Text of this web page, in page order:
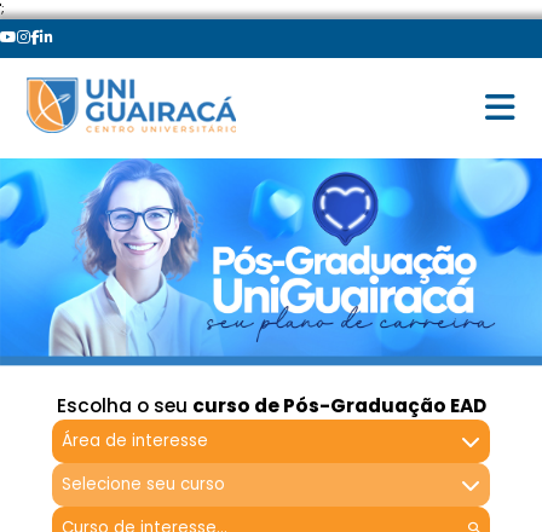
';
Escolha o seu curso de Pós-Graduação EAD
Área de interesse
Selecione seu curso